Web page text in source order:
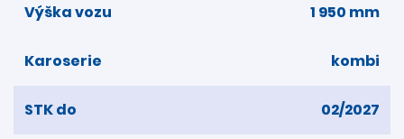
Výška vozu 1 950 mm
Karoserie kombi
STK do 02/2027